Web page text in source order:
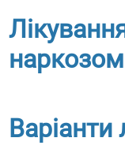
наркозом
Варіанти